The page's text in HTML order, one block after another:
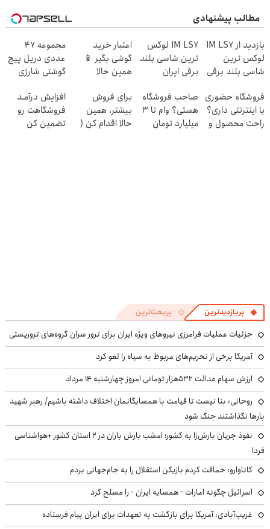
مطالب پیشنهادی
بازدید از IM LS7
لوکس ترین
شاسی بلند برقی
انقلاب
IM LS7 لوکس
ترین شاسی بلند
برقی ایران
اعتبار خرید
گوشی بگیر 📱
همین حالا
بده 🎯
مجموعه 47
عددی دریل پیچ
گوشتی شارژی
محدود)
فروشگاه حضوری
یا اینترنتی داری؟
راحت محصول و
صاحب فروشگاه
هستی؟ وام تا ۳
میلیارد تومان
برای فروش
بیشتر، همین
حالا اقدام کن (
افزایش درآمـد
فروشگاهت رو
تضمین کن
پربازدیدترین پربحث‌ترین
جزئیات عملیات فرامرزی نیروهای ویژه ایران برای ترور سران گروه‌های تروریستی
آمریکا برخی از تحریم‌های مربوط به سپاه را لغو کرد
ارزش سهام عدالت ۵۳۲هزار تومانی امروز چهارشنبه ۱۴ مرداد
روحانی: بنا نیست تا قیامت با همسایگانمان اختلاف داشته باشیم/ رهبر شهید
بارها نگذاشتند جنگ شود
نفوذ جریان بارش‌زا به کشور؛ امشب بارش باران در ۲ استان کشور +هواشناسی
فردا
کاناوارو: حماقت کردم بازیکن استقلال را به جام‌جهانی بردم
اسرائیل چگونه امارات - همسایه ایران - را مسلح کرد
غریب‌آبادی: آمریکا برای بازگشت به تعهدات برای ایران پیام فرستاده